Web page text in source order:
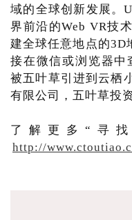
域的全球创新发展。
界前沿的Web VR技
建全球任意地点的3D
接在微信或浏览器中
被五叶草引进到云栖
有限公司，五叶草投
了解更多“寻
http://